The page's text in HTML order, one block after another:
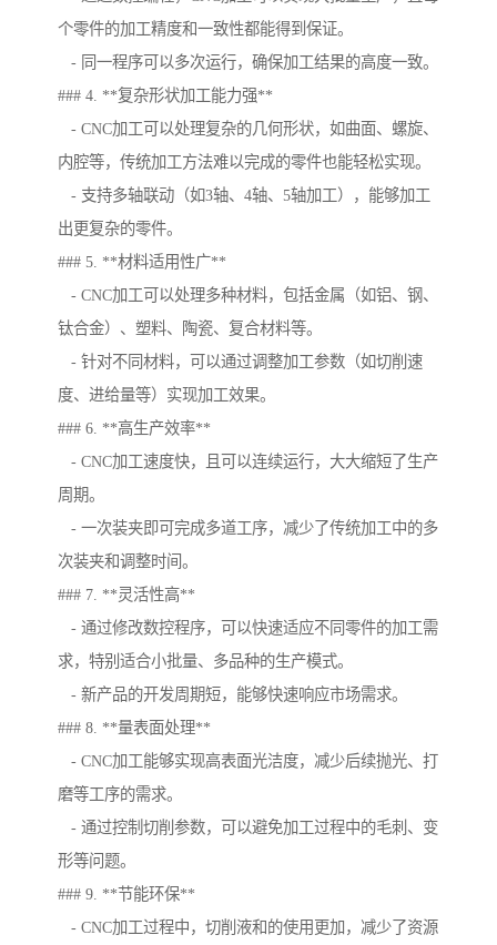
个零件的加工精度和一致性都能得到保证。
- 同一程序可以多次运行，确保加工结果的高度一致。
### 4. **复杂形状加工能力强**
- CNC加工可以处理复杂的几何形状，如曲面、螺旋、
内腔等，传统加工方法难以完成的零件也能轻松实现。
- 支持多轴联动（如3轴、4轴、5轴加工），能够加工
出更复杂的零件。
### 5. **材料适用性广**
- CNC加工可以处理多种材料，包括金属（如铝、钢、
钛合金）、塑料、陶瓷、复合材料等。
- 针对不同材料，可以通过调整加工参数（如切削速
度、进给量等）实现加工效果。
### 6. **高生产效率**
- CNC加工速度快，且可以连续运行，大大缩短了生产
周期。
- 一次装夹即可完成多道工序，减少了传统加工中的多
次装夹和调整时间。
### 7. **灵活性高**
- 通过修改数控程序，可以快速适应不同零件的加工需
求，特别适合小批量、多品种的生产模式。
- 新产品的开发周期短，能够快速响应市场需求。
### 8. **量表面处理**
- CNC加工能够实现高表面光洁度，减少后续抛光、打
磨等工序的需求。
- 通过控制切削参数，可以避免加工过程中的毛刺、变
形等问题。
### 9. **节能环保**
- CNC加工过程中，切削液和的使用更加，减少了资源